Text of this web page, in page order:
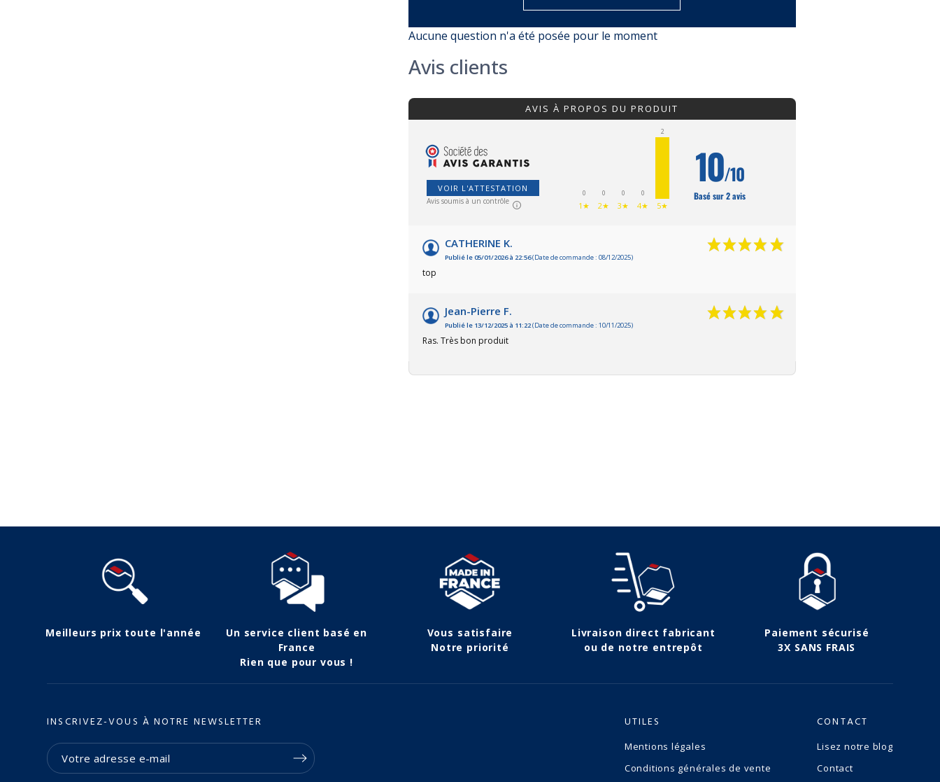
Aucune question n'a été posée pour le moment
Avis clients
AVIS À PROPOS DU PRODUIT
VOIR L'ATTESTATION
Avis soumis à un contrôle
0
1★
0
2★
0
3★
0
4★
2
5★
10/10
Basé sur 2 avis
CATHERINE K.
Publié le 05/01/2026 à 22:56(Date de commande : 08/12/2025)
top
Jean-Pierre F.
Publié le 13/12/2025 à 11:22(Date de commande : 10/11/2025)
Ras. Très bon produit
Meilleurs prix toute l'année
Un service client basé en
France
Rien que pour vous !
Vous satisfaire
Notre priorité
Livraison direct fabricant
ou de notre entrepôt
Paiement sécurisé
3X SANS FRAIS
INSCRIVEZ-VOUS À NOTRE NEWSLETTER UTILES
Mentions légales
Conditions générales de vente
CONTACT
Lisez notre blog
Contact